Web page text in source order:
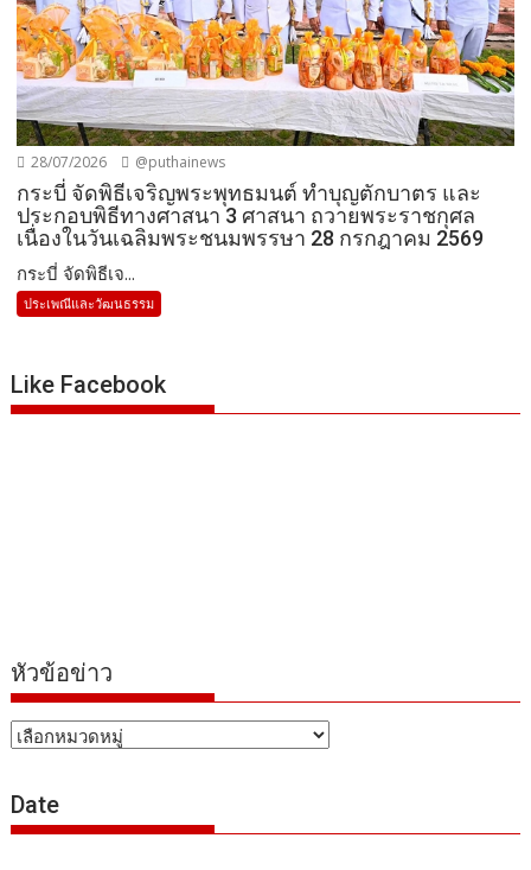
28/07/2026 @puthainews
กระบี่ จัดพิธีเจริญพระพุทธมนต์ ทำบุญตักบาตร และ
ประกอบพิธีทางศาสนา 3 ศาสนา ถวายพระราชกุศล
เนื่องในวันเฉลิมพระชนมพรรษา 28 กรกฎาคม 2569
กระบี่ จัดพิธีเจ...
ประเพณีและวัฒนธรรม
Like Facebook
หัวข้อข่าว
หัวข้อ
Date